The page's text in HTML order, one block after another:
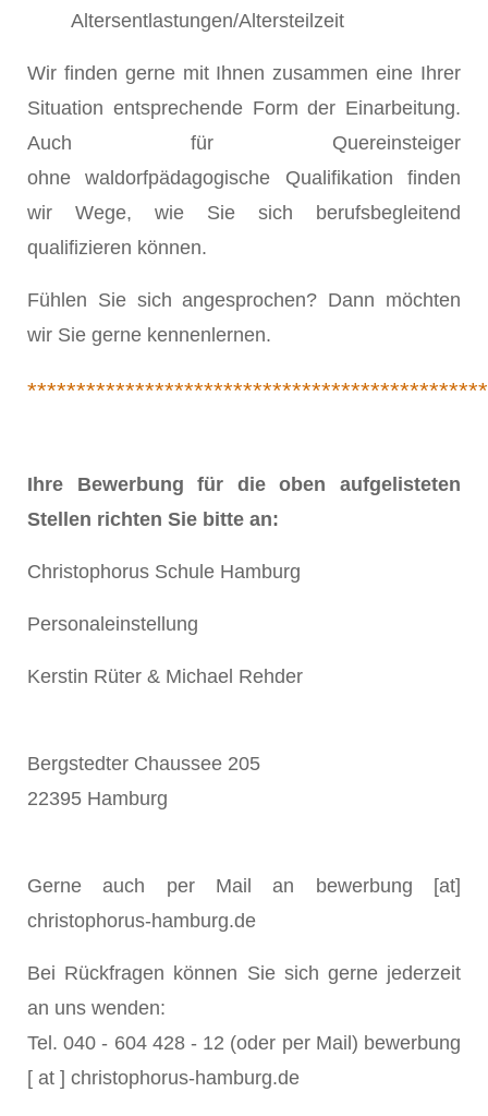
Altersentlastungen/Altersteilzeit
Wir finden gerne mit Ihnen zusammen eine Ihrer
Situation entsprechende Form der Einarbeitung.
Auch für Quereinsteiger
ohne waldorfpädagogische Qualifikation finden
wir Wege, wie Sie sich berufsbegleitend
qualifizieren können.
Fühlen Sie sich angesprochen? Dann möchten
wir Sie gerne kennenlernen.
Ihre Bewerbung für die oben aufgelisteten
Stellen richten Sie bitte an:
Christophorus Schule Hamburg
Personaleinstellung
Kerstin Rüter & Michael Rehder
Bergstedter Chaussee 205
22395 Hamburg
Gerne auch per Mail an bewerbung [at]
christophorus-hamburg.de
Bei Rückfragen können Sie sich gerne jederzeit
an uns wenden:
Tel. 040 - 604 428 - 12 (oder per Mail) bewerbung
[ at ] christophorus-hamburg.de